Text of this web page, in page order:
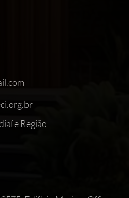
e Região